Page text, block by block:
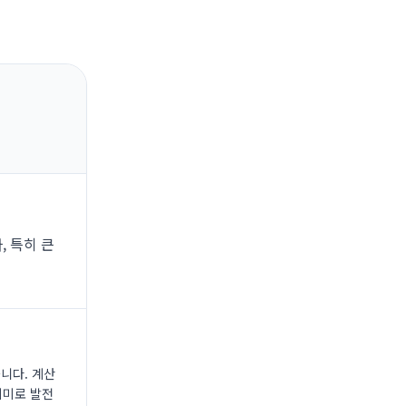
특히 큰
다. 계산
로 발전